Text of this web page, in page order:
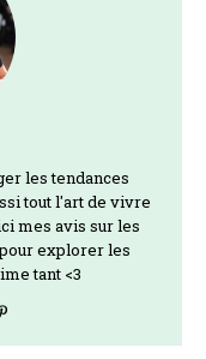
les tendances
tout l'art de vivre
mes avis sur les
explorer les
tant <3